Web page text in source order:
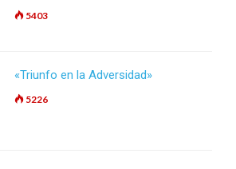
5403
«Triunfo en la Adversidad»
5226